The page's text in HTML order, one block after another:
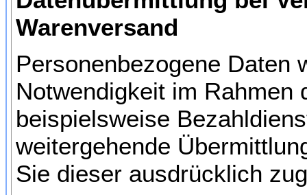
Warenversand
Personenbezogene Daten
Notwendigkeit im Rahmen
beispielsweise
weitergehende
Sie dieser ausdrücklich